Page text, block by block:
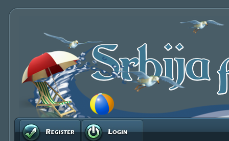
Registruj se Prijavite se